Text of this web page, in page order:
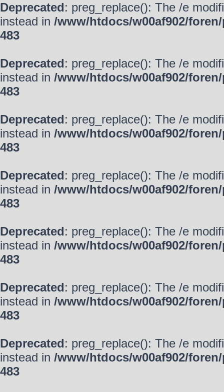
Deprecated: preg_replace(): The /e
instead in /www/htdocs/w00af902/
483
Deprecated: preg_replace(): The /e
instead in /www/htdocs/w00af902/
483
Deprecated: preg_replace(): The /e
instead in /www/htdocs/w00af902/
483
Deprecated: preg_replace(): The /e
instead in /www/htdocs/w00af902/
483
Deprecated: preg_replace(): The /e
instead in /www/htdocs/w00af902/
483
Deprecated: preg_replace(): The /e
instead in /www/htdocs/w00af902/
483
Deprecated: preg_replace(): The /e
instead in /www/htdocs/w00af902/
483